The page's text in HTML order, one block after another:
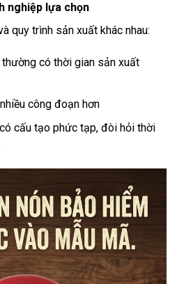
nghiệp lựa chọn
quy trình sản xuất khác nhau:
có thời gian sản xuất
công đoạn hơn
cấu tạo phức tạp, đòi hỏi thời